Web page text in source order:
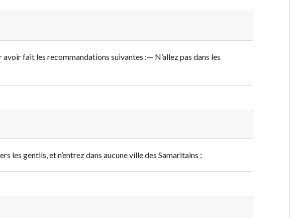
avoir fait les recommandations suivantes :— N’allez pas dans les
les gentils, et n’entrez dans aucune ville des Samaritains ;